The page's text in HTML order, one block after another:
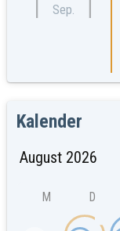
Sep.
Kalender
M D